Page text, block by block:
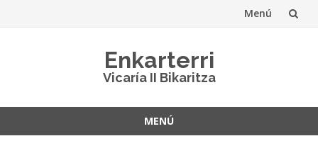
Menú
Enkarterri
Vicaría II Bikaritza
MENÚ